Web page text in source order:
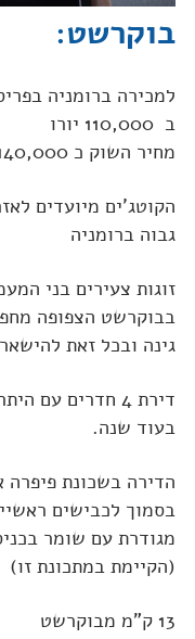
בוקרשט:
ב 110,000 יורו
מחיר השוק כ 140,000 יורו
הקוטג'ים מיועדים
גבוה ברומניה
זוגות צעירים בני
בבוקרשט הצפופה
גינה ובכל זאת
דירת 4 חדרים
בעוד שנה.
הדירה בשכונת
מגודרת עם שומר
(הקיימת במתכונת זו)
13 ק"מ מבוקרשט